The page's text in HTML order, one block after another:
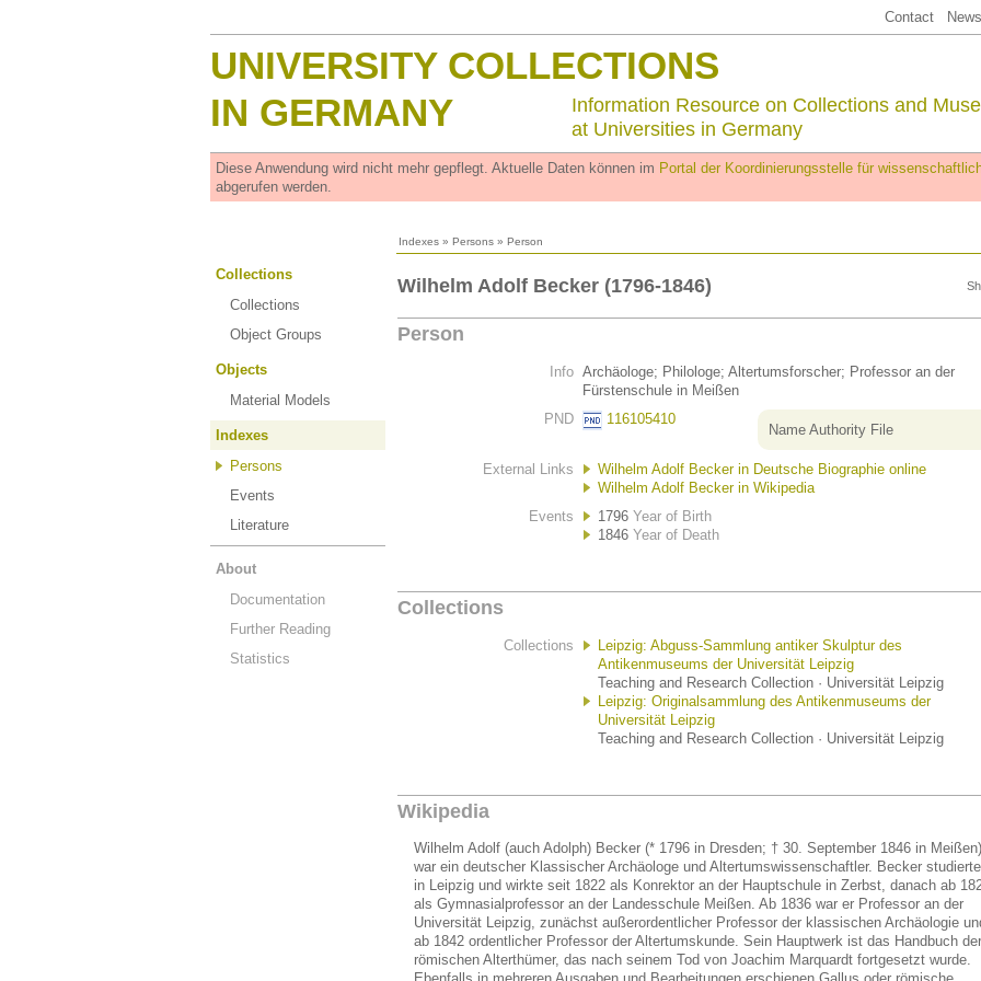
Contact
UNIVERSITY COLLECTIONS
IN GERMANY
Information Resource on Collections and
at Universities in Germany
Diese Anwendung wird nicht mehr gepflegt. Aktuelle Daten können im Portal der Koordinierungsstelle für
abgerufen werden.
Indexes » Persons » Person
Collections
Collections
Object Groups
Objects
Material Models
Indexes
Persons
Events
Literature
About
Documentation
Further Reading
Statistics
Wilhelm Adolf Becker (1796-1846)
Person
Info Archäologe; Philologe; Altertumsforscher; Professor an der
Fürstenschule in Meißen
PND
116105410
Name Authority File
External Links
Wilhelm Adolf Becker in Deutsche Biographie online
Wilhelm Adolf Becker in Wikipedia
Events
1796 Year of Birth
1846 Year of Death
Collections
Collections
Leipzig: Abguss-Sammlung antiker Skulptur des
Antikenmuseums der Universität Leipzig
Teaching and Research Collection · Universität Leipzig
Leipzig: Originalsammlung des Antikenmuseums der
Universität Leipzig
Teaching and Research Collection · Universität Leipzig
Wikipedia
Wilhelm Adolf (auch Adolph) Becker (* 1796 in Dresden; † 30. September 1846 in Meißen)
war ein deutscher Klassischer Archäologe und Altertumswissenschaftler. Becker studierte
in Leipzig und wirkte seit 1822 als Konrektor an der Hauptschule in Zerbst, danach ab
als Gymnasialprofessor an der Landesschule Meißen. Ab 1836 war er Professor an der
Universität Leipzig, zunächst außerordentlicher Professor der klassischen Archäologie
ab 1842 ordentlicher Professor der Altertumskunde. Sein Hauptwerk ist das Handbuch der
römischen Alterthümer, das nach seinem Tod von Joachim Marquardt fortgesetzt wurde.